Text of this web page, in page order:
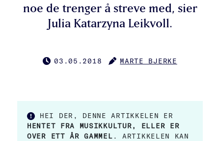
noe de trenger å streve med, sier
Julia Katarzyna Leikvoll.
PUBLISERT
03.05.2018
FORFATTER
MARTE BJERKE
HEI DER, DENNE ARTIKKELEN ER
HENTET FRA MUSIKKULTUR, ELLER ER
OVER ETT ÅR GAMMEL . ARTIKKELEN KAN